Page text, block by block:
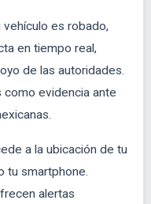
vehículo es robado,
en tiempo real,
de las autoridades.
como evidencia ante
a la ubicación de tu
tu smartphone.
alertas